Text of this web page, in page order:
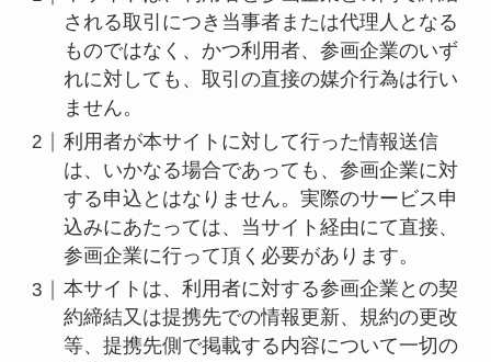
される取引につき当事者または代理人となる
ものではなく、かつ利用者、参画企業のいず
れに対しても、取引の直接の媒介行為は行い
ません。
利用者が本サイトに対して行った情報送信
は、いかなる場合であっても、参画企業に対
する申込とはなりません。実際のサービス申
込みにあたっては、当サイト経由にて直接、
参画企業に行って頂く必要があります。
本サイトは、利用者に対する参画企業との契
約締結又は提携先での情報更新、規約の更改
等、提携先側で掲載する内容について一切の